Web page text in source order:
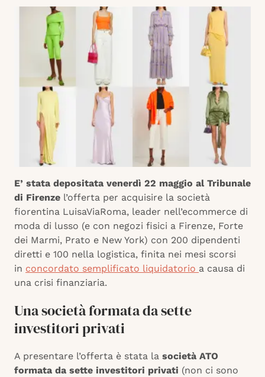
E’ stata depositata venerdì 22 maggio al Tribunale
di Firenze l’offerta per acquisire la società
fiorentina LuisaViaRoma, leader nell’ecommerce di
moda di lusso (e con negozi fisici a Firenze, Forte
dei Marmi, Prato e New York) con 200 dipendenti
diretti e 100 nella logistica, finita nei mesi scorsi
in concordato semplificato liquidatorio a causa di
una crisi finanziaria.
Una società formata da sette
investitori privati
A presentare l’offerta è stata la società ATO
formata da sette investitori privati (non ci sono